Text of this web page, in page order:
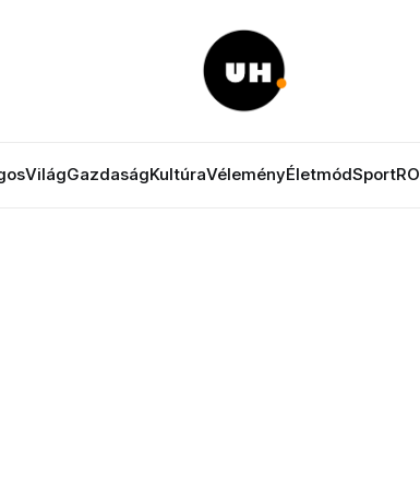
VilágGazdaságKultúraVéleményÉletmódSportRO